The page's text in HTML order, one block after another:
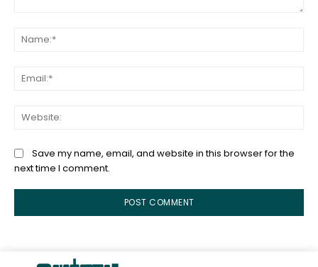
Save my name, email, and website in this browser for the
next time I comment.